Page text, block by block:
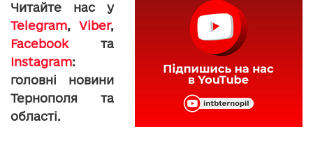
Читайте нас у
Telegram, Viber,
Facebookта
Instagram:
головні новини
Тернополя та
області.